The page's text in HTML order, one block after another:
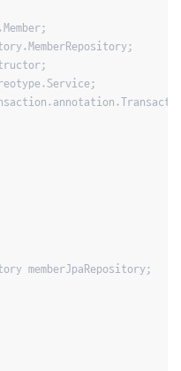
memberJpaRepository;